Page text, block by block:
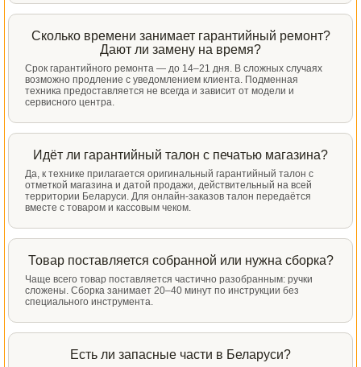
Сколько времени занимает гарантийный ремонт?
Дают ли замену на время?
Срок гарантийного ремонта — до 14–21 дня. В сложных случаях
возможно продление с уведомлением клиента. Подменная
техника предоставляется не всегда и зависит от модели и
сервисного центра.
Идёт ли гарантийный талон с печатью магазина?
Да, к технике прилагается оригинальный гарантийный талон с
отметкой магазина и датой продажи, действительный на всей
территории Беларуси. Для онлайн-заказов талон передаётся
вместе с товаром и кассовым чеком.
Товар поставляется собранной или нужна сборка?
Чаще всего товар поставляется частично разобранным: ручки
сложены. Сборка занимает 20–40 минут по инструкции без
специального инструмента.
Есть ли запасные части в Беларуси?